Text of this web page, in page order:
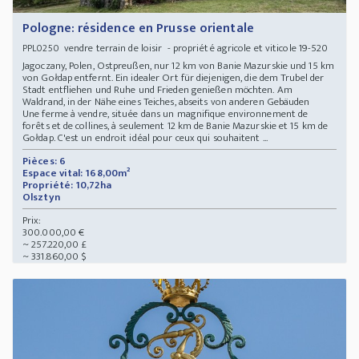
Pologne: résidence en Prusse orientale
PPL0250 vendre terrain de loisir - propriété agricole et viticole 19-520
Jagoczany, Polen, Ostpreußen, nur 12 km von Banie Mazurskie und 15 km
von Gołdap entfernt. Ein idealer Ort für diejenigen, die dem Trubel der
Stadt entfliehen und Ruhe und Frieden genießen möchten. Am
Waldrand, in der Nähe eines Teiches, abseits von anderen Gebäuden
Une ferme à vendre, située dans un magnifique environnement de
forêts et de collines, à seulement 12 km de Banie Mazurskie et 15 km de
Gołdap. C'est un endroit idéal pour ceux qui souhaitent ...
Pièces: 6
Espace vital: 168,00m²
Propriété: 10,72ha
Olsztyn
Prix:
300.000,00 €
~ 257.220,00 £
~ 331.860,00 $